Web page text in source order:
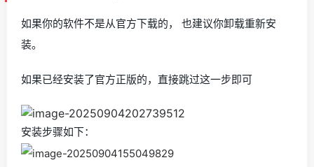
如果你的软件不是从官方下载的， 也建议你卸载重新安
装。
如果已经安装了官方正版的，直接跳过这一步即可
安装步骤如下：